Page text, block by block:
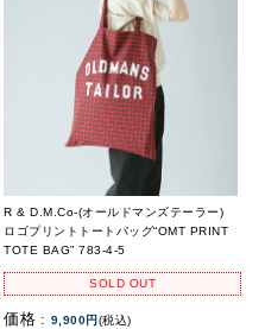
R & D.M.Co-(オールドマンズテーラー)
ロゴプリントトートバッグ“OMT PRINT
TOTE BAG” 783-4-5
SOLD OUT
価格 : 9,900円(税込)